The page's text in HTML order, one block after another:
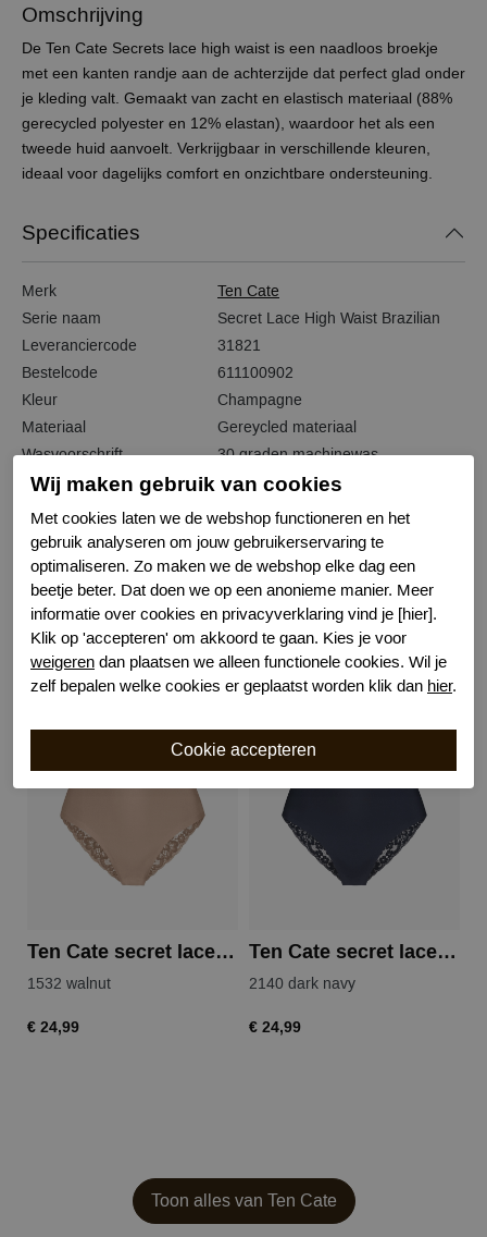
Omschrijving
De Ten Cate Secrets lace high waist is een naadloos broekje
met een kanten randje aan de achterzijde dat perfect glad onder
je kleding valt. Gemaakt van zacht en elastisch materiaal (88%
gerecycled polyester en 12% elastan), waardoor het als een
tweede huid aanvoelt. Verkrijgbaar in verschillende kleuren,
ideaal voor dagelijks comfort en onzichtbare ondersteuning.
Specificaties
Merk
Ten Cate
Serie naam
Secret Lace High Waist Brazilian
Leveranciercode
31821
Bestelcode
611100902
Kleur
Champagne
Materiaal
Gereycled materiaal
Wasvoorschrift
30 graden machinewas
Kenmerk
Naadloos
Kenmerk
Hoogte taille
Kenmerk
Katoenen kruisje
Kenmerk
Bewuste Keuze!
Gerelateerde producten
Ten Cate secret lace high waist brazilian
1532 walnut
€ 24,99
Ten Cate secret lace high waist brazilian
2140 dark navy
€ 24,99
Toon alles van Ten Cate
Wij maken gebruik van cookies
Met cookies laten we de webshop functioneren en het
gebruik analyseren om jouw gebruikerservaring te
optimaliseren. Zo maken we de webshop elke dag een
beetje beter. Dat doen we op een anonieme manier. Meer
informatie over cookies en privacyverklaring vind je [hier].
Klik op 'accepteren' om akkoord te gaan. Kies je voor
weigeren dan plaatsen we alleen functionele cookies. Wil je
zelf bepalen welke cookies er geplaatst worden klik dan hier.